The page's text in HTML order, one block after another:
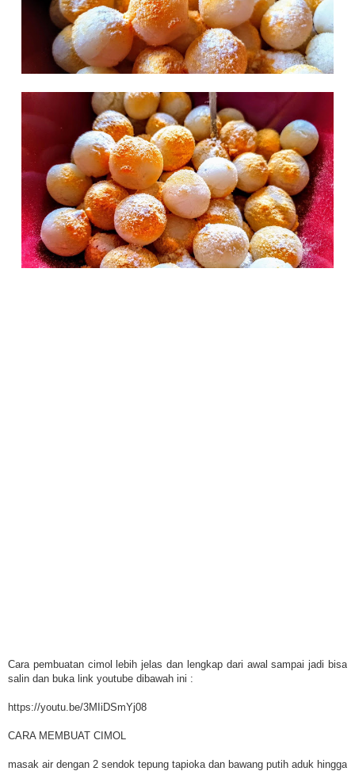
Cara pembuatan cimol lebih jelas dan lengkap dari awal sampai jadi bisa
salin dan buka link youtube dibawah ini :
https://youtu.be/3MIiDSmYj08
CARA MEMBUAT CIMOL
masak air dengan 2 sendok tepung tapioka dan bawang putih aduk hingga